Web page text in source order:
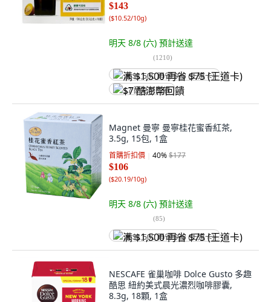
$143
($10.52/10g)
明天 8/8 (六) 預計送達
(1210)
满 $1,500 再省 $75 (王道卡)
$7 酷澎幣回饋
Magnet 曼寧 曼寧桂花蜜香紅茶,
3.5g, 15包, 1盒
首購折扣價 40%$177
$106
($20.19/10g)
明天 8/8 (六) 預計送達
(85)
满 $1,500 再省 $75 (王道卡)
NESCAFE 雀巢咖啡 Dolce Gusto 多趣
酷思 紐約美式晨光濃烈咖啡膠囊,
8.3g, 18顆, 1盒